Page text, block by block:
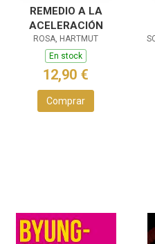
REMEDIO A LA
ACELERACIÓN
ROSA, HARTMUT
En stock
12,90 €
Comprar